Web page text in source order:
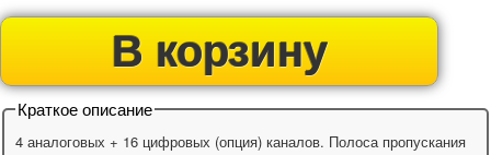
В корзину
Краткое описание
4 аналоговых + 16 цифровых (опция) каналов. Полоса пропускания